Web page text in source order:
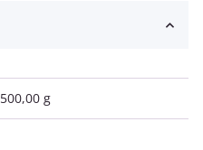
500,00 g